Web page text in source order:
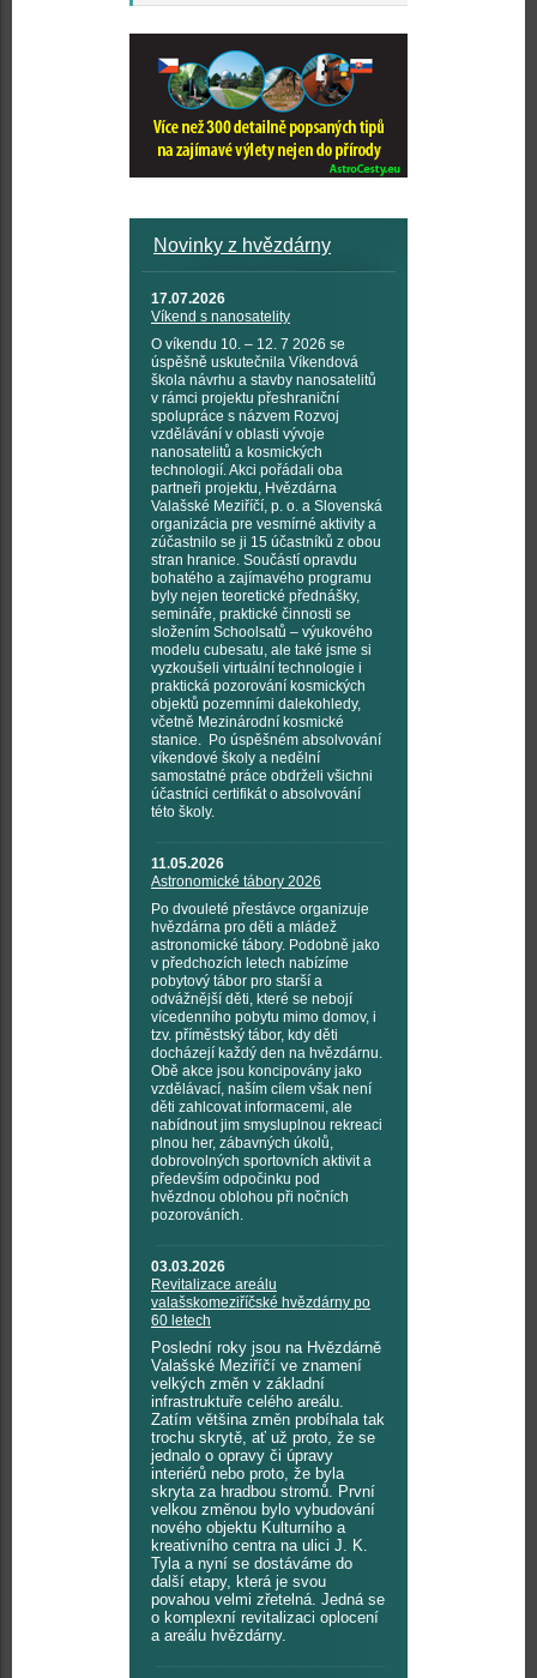
Novinky z hvězdárny
17.07.2026
Víkend s nanosatelity
O víkendu 10. – 12. 7 2026 se
úspěšně uskutečnila Víkendová
škola návrhu a stavby nanosatelitů
v rámci projektu přeshraniční
spolupráce s názvem Rozvoj
vzdělávání v oblasti vývoje
nanosatelitů a kosmických
technologií. Akci pořádali oba
partneři projektu, Hvězdárna
Valašské Meziříčí, p. o. a Slovenská
organizácia pre vesmírné aktivity a
zúčastnilo se ji 15 účastníků z obou
stran hranice. Součástí opravdu
bohatého a zajímavého programu
byly nejen teoretické přednášky,
semináře, praktické činnosti se
složením Schoolsatů – výukového
modelu cubesatu, ale také jsme si
vyzkoušeli virtuální technologie i
praktická pozorování kosmických
objektů pozemními dalekohledy,
včetně Mezinárodní kosmické
stanice. Po úspěšném absolvování
víkendové školy a nedělní
samostatné práce obdrželi všichni
účastníci certifikát o absolvování
této školy.
11.05.2026
Astronomické tábory 2026
Po dvouleté přestávce organizuje
hvězdárna pro děti a mládež
astronomické tábory. Podobně jako
v předchozích letech nabízíme
pobytový tábor pro starší a
odvážnější děti, které se nebojí
vícedenního pobytu mimo domov, i
tzv. příměstský tábor, kdy děti
docházejí každý den na hvězdárnu.
Obě akce jsou koncipovány jako
vzdělávací, naším cílem však není
děti zahlcovat informacemi, ale
nabídnout jim smysluplnou rekreaci
plnou her, zábavných úkolů,
dobrovolných sportovních aktivit a
především odpočinku pod
hvězdnou oblohou při nočních
pozorováních.
03.03.2026
Revitalizace areálu
valašskomeziříčské hvězdárny po
60 letech
Poslední roky jsou na Hvězdárně
Valašské Meziříčí ve znamení
velkých změn v základní
infrastruktuře celého areálu.
Zatím většina změn probíhala tak
trochu skrytě, ať už proto, že se
jednalo o opravy či úpravy
interiérů nebo proto, že byla
skryta za hradbou stromů. První
velkou změnou bylo vybudování
nového objektu Kulturního a
kreativního centra na ulici J. K.
Tyla a nyní se dostáváme do
další etapy, která je svou
povahou velmi zřetelná. Jedná se
o komplexní revitalizaci oplocení
a areálu hvězdárny.